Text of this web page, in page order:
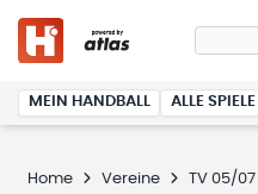
MEIN HANDBALL ALLE SPIELE
Home Vereine TV 05/